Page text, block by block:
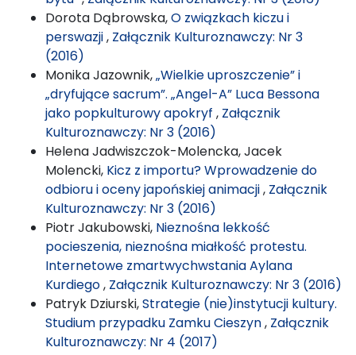
Dorota Dąbrowska,O związkach kiczu i
perswazji, Załącznik Kulturoznawczy: Nr 3
(2016)
Monika Jazownik,„Wielkie uproszczenie” i
„dryfujące sacrum”. „Angel-A” Luca Bessona
jako popkulturowy apokryf , Załącznik
Kulturoznawczy: Nr 3 (2016)
Helena Jadwiszczok-Molencka, Jacek
Molencki, Kicz z importu? Wprowadzenie do
odbioru i oceny japońskiej animacji, Załącznik
Kulturoznawczy: Nr 3 (2016)
Piotr Jakubowski, Nieznośna lekkość
pocieszenia, nieznośna miałkość protestu.
Internetowe zmartwychwstania Aylana
Kurdiego, Załącznik Kulturoznawczy: Nr 3 (2016)
Patryk Dziurski,Strategie (nie)instytucji kultury.
Studium przypadku Zamku Cieszyn, Załącznik
Kulturoznawczy: Nr 4 (2017)